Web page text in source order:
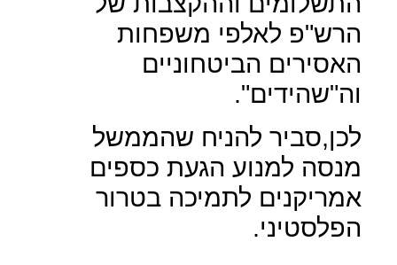
הרש"פ לאלפי משפחות
האסירים הביטחוניים
וה"שהידים".
לכן,סביר להניח שהממשל
מנסה למנוע הגעת כספים
אמריקנים לתמיכה בטרור
הפלסטיני.